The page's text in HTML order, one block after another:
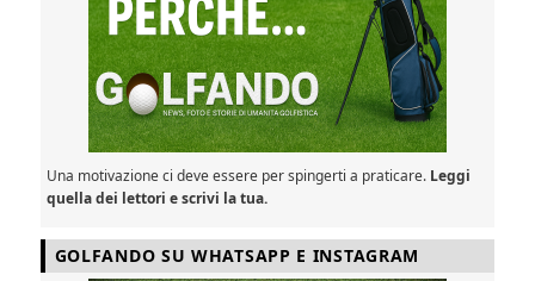
Una motivazione ci deve essere per spingerti a praticare. Leggi
quella dei lettori e scrivi la tua.
GOLFANDO SU WHATSAPP E INSTAGRAM